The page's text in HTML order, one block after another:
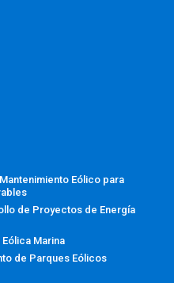
Eólico para
de Proyectos de Energía
Marina
de Parques Eólicos